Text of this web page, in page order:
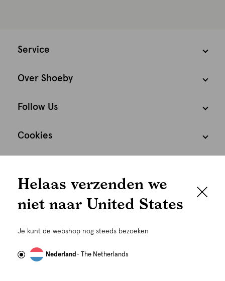
graag persoonlijk
gebruiken wij cookies en daarmee vergelijkbare
om advertenties te personaliseren...
Service
Over Shoeby
Follow Us
Cookies
Helaas verzenden we
niet naar United States
Je kunt de webshop nog steeds bezoeken
Nederland- The Netherlands